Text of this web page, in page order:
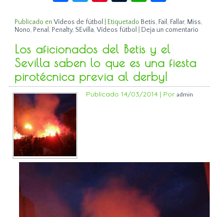
Publicado en Vídeos de fútbol Etiquetado Betis, Fail , Fallar, Miss,
Nono, Penal , Penalty, SEvilla,Vídeos fútbol Deja un comentario
Los aficionados del Betis y el
Sevilla saben lo que es una fiesta
pirotécnica previa al derby!
Publicado 14/03/2014 | Por admin